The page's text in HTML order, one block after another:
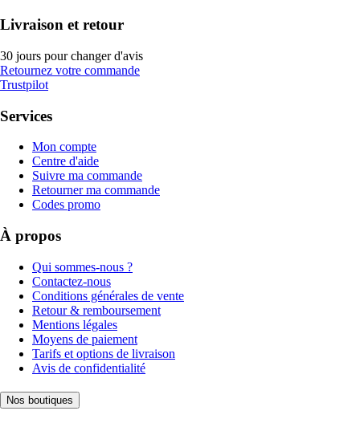
Livraison et retour
30 jours pour changer d'avis
Retournez votre commande
Trustpilot
Services
Mon compte
Centre d'aide
Suivre ma commande
Retourner ma commande
Codes promo
À propos
Qui sommes-nous ?
Contactez-nous
Conditions générales de vente
Retour & remboursement
Mentions légales
Moyens de paiement
Tarifs et options de livraison
Avis de confidentialité
Nos boutiques